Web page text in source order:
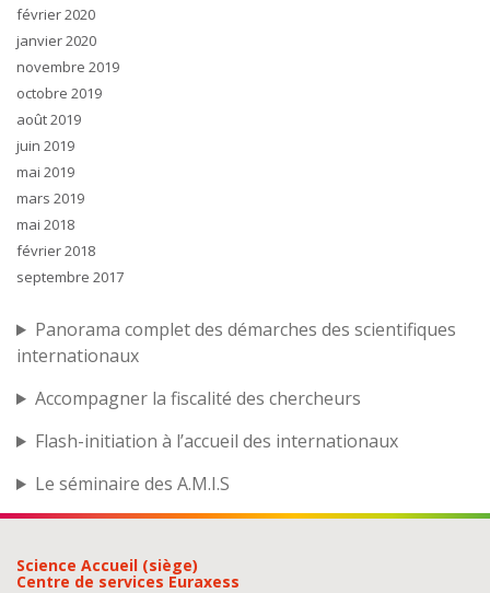
février 2020
janvier 2020
novembre 2019
octobre 2019
août 2019
juin 2019
mai 2019
mars 2019
mai 2018
février 2018
septembre 2017
Panorama complet des démarches des scientifiques
internationaux
Accompagner la fiscalité des chercheurs
Flash-initiation à l’accueil des internationaux
Le séminaire des A.M.I.S
Science Accueil (siège)
Centre de services Euraxess